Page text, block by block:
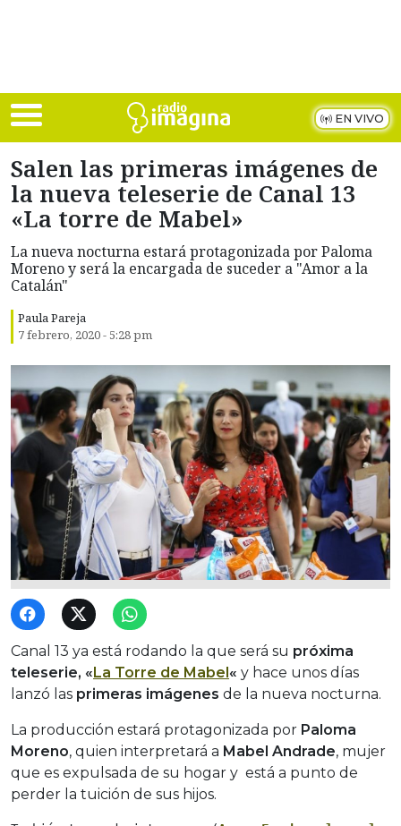
EN VIVO
Salen las primeras imágenes de
la nueva teleserie de Canal 13
«La torre de Mabel»
La nueva nocturna estará protagonizada por Paloma
Moreno y será la encargada de suceder a "Amor a la
Catalán"
Paula Pareja
7 febrero, 2020 - 5:28 pm
Canal 13 ya está rodando la que será su próxima
teleserie, «La Torre de Mabel« y hace unos días
lanzó las primeras imágenes de la nueva nocturna.
La producción estará protagonizada por Paloma
Moreno, quien interpretará a Mabel Andrade, mujer
que es expulsada de su hogar y está a punto de
perder la tuición de sus hijos.